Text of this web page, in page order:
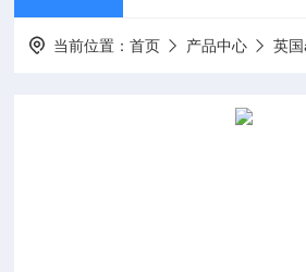
当前位置：首页 产品中心 英